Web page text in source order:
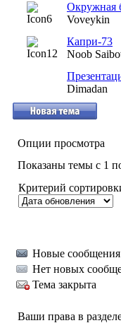
Окружная
Voveykin
Капри-73
Noob
Dimadan
Опции просмотра
Показаны темы с 1
Критерий
Новые сообщения
Нет новых
Тема закрыта
Ваши права в